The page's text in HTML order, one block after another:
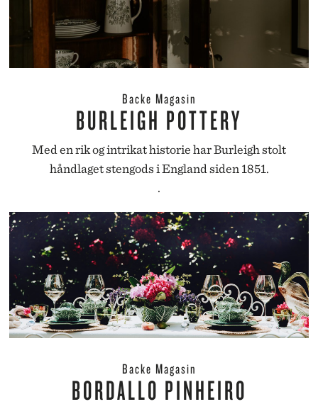
Backe Magasin
BURLEIGH POTTERY
Med en rik og intrikat historie har Burleigh stolt
håndlaget stengods i England siden 1851.
.
Backe Magasin
BORDALLO PINHEIRO